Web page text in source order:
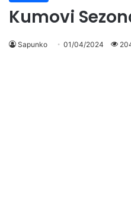
Kumovi
Sapunko 01/04/2024